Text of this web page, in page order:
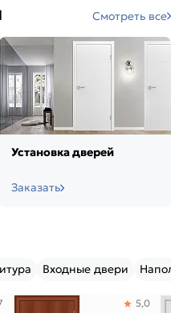
Смотреть все
Установка дверей
Заказать
Входные двери
5,0